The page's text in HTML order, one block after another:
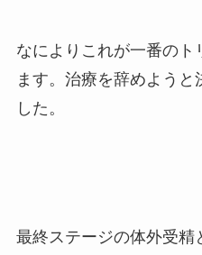
なによりこれが一番のト
ます。治療を辞めよう
した。
最終ステージの体外受精